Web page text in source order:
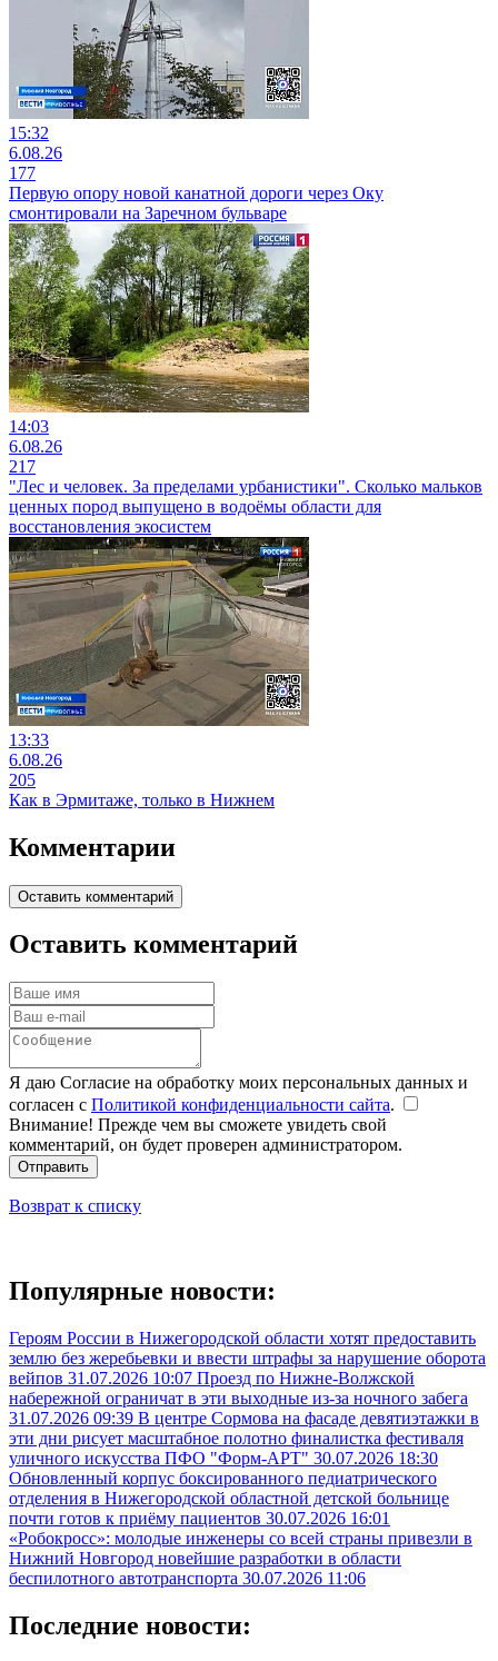
15:32
6.08.26
177
Первую опору новой канатной дороги через Оку
смонтировали на Заречном бульваре
14:03
6.08.26
217
"Лес и человек. За пределами урбанистики". Сколько мальков
ценных пород выпущено в водоёмы области для
восстановления экосистем
13:33
6.08.26
205
Как в Эрмитаже, только в Нижнем
Комментарии
Оставить комментарий
Оставить комментарий
Я даю Согласие на обработку моих персональных данных и
согласен с Политикой конфиденциальности сайта.
Внимание! Прежде чем вы сможете увидеть свой
комментарий, он будет проверен администратором.
Отправить
Возврат к списку
Популярные новости:
Героям России в Нижегородской области хотят предоставить
землю без жеребьевки и ввести штрафы за нарушение оборота
вейпов 31.07.2026 10:07 Проезд по Нижне-Волжской
набережной ограничат в эти выходные из-за ночного забега
31.07.2026 09:39 В центре Сормова на фасаде девятиэтажки в
эти дни рисует масштабное полотно финалистка фестиваля
уличного искусства ПФО "Форм-АРТ" 30.07.2026 18:30
Обновленный корпус боксированного педиатрического
отделения в Нижегородской областной детской больнице
почти готов к приёму пациентов 30.07.2026 16:01
«Робокросс»: молодые инженеры со всей страны привезли в
Нижний Новгород новейшие разработки в области
беспилотного автотранспорта 30.07.2026 11:06
Последние новости: